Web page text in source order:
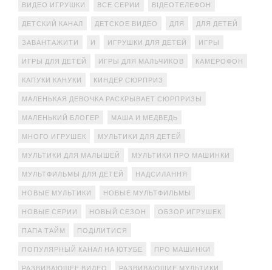
ВИДЕО ИГРУШКИ ВСЕ СЕРИИ ВІДЕОТЕЛЕФОН
ДЕТСКИЙ КАНАЛ ДЕТСКОЕ ВИДЕО ДЛЯ ДЛЯ ДЕТЕЙ
ЗАВАНТАЖИТИ И ИГРУШКИ ДЛЯ ДЕТЕЙ ИГРЫ
ИГРЫ ДЛЯ ДЕТЕЙ ИГРЫ ДЛЯ МАЛЬЧИКОВ КАМЕРОФОН
КАПУКИ КАНУКИ КИНДЕР СЮРПРИЗ
МАЛЕНЬКАЯ ДЕВОЧКА РАСКРЫВАЕТ СЮРПРИЗЫ
МАЛЕНЬКИЙ БЛОГЕР МАША И МЕДВЕДЬ
МНОГО ИГРУШЕК МУЛЬТИКИ ДЛЯ ДЕТЕЙ
МУЛЬТИКИ ДЛЯ МАЛЫШЕЙ МУЛЬТИКИ ПРО МАШИНКИ
МУЛЬТФИЛЬМЫ ДЛЯ ДЕТЕЙ НАДСИЛАННЯ
НОВЫЕ МУЛЬТИКИ НОВЫЕ МУЛЬТФИЛЬМЫ
НОВЫЕ СЕРИИ НОВЫЙ СЕЗОН ОБЗОР ИГРУШЕК
ПАПА ТАЙМ ПОДІЛИТИСЯ
ПОПУЛЯРНЫЙ КАНАЛ НА ЮТУБЕ ПРО МАШИНКИ
РАЗВИВАЮЩЕЕ ВИДЕО РАЗВИВАЮЩИЕ МУЛЬТИКИ